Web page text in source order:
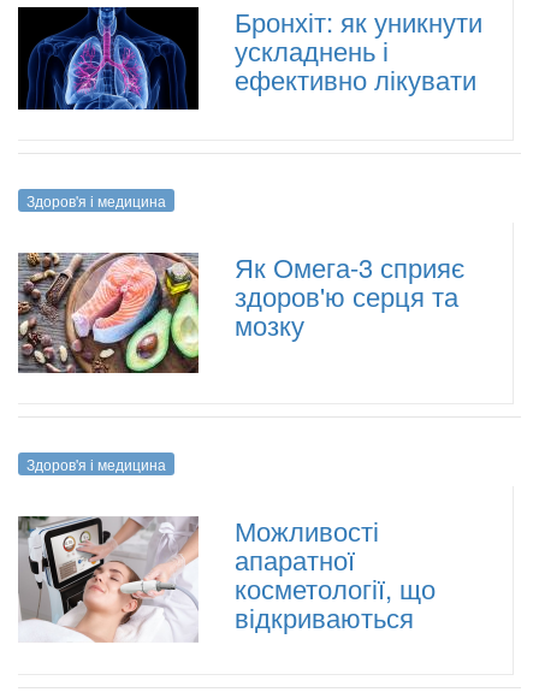
Бронхіт: як уникнути
ускладнень і
ефективно лікувати
Здоров'я і медицина
Як Омега-3 сприяє
здоров'ю серця та
мозку
Здоров'я і медицина
Можливості
апаратної
косметології, що
відкриваються